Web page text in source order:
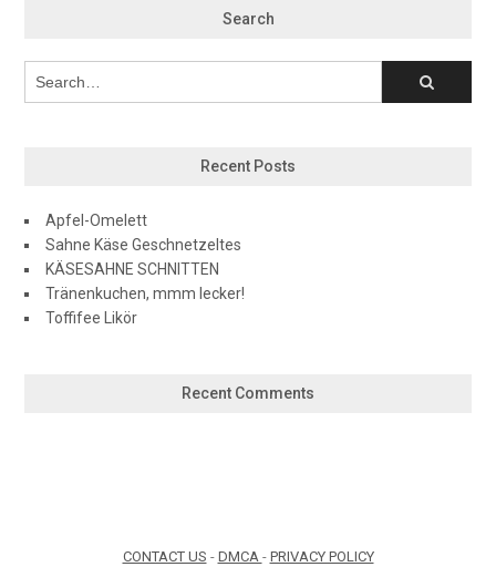
Search
Recent Posts
Apfel-Omelett
Sahne Käse Geschnetzeltes
KÄSESAHNE SCHNITTEN
Tränenkuchen, mmm lecker!
Toffifee Likör
Recent Comments
CONTACT US - DMCA - PRIVACY POLICY